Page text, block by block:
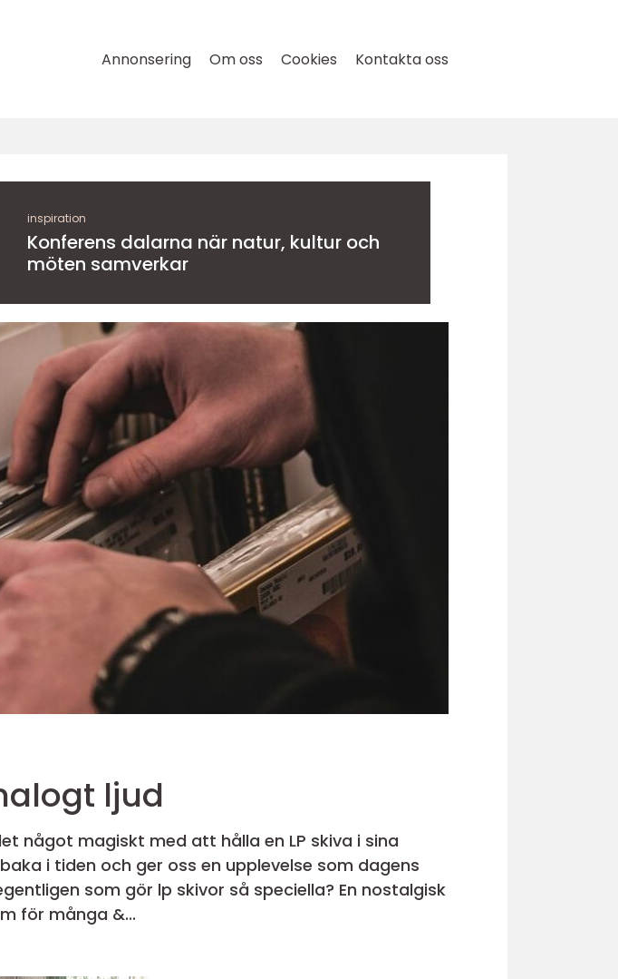
Annonsering Om oss Cookies Kontakta oss
inspiration
Konferens dalarna när natur, kultur och
möten samverkar
ljud
något magiskt med att hålla en LP skiva i sina
i tiden och ger oss en upplevelse som dagens
som gör lp skivor så speciella? En nostalgisk
för många &...